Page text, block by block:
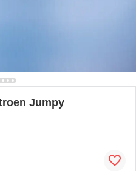
Jumpy